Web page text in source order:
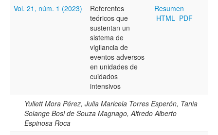
Todos los camps término del índice
Vol. 21, núm. 1 (2023)
Referentes
teóricos que
sustentan un
sistema de
vigilancia de
eventos adversos
en unidades de
cuidados
intensivos
Resumen
HTML PDF
Yuliett Mora Pérez, Julia Maricela Torres Esperón, Tania
Solange Bosi de Souza Magnago, Alfredo Alberto
Espinosa Roca